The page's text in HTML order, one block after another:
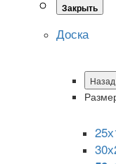
Закрыть
Доска
Назад